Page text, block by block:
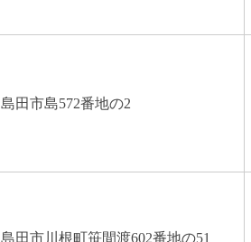
島田市島572番地の2
島田市川根町笹間渡602番地の51